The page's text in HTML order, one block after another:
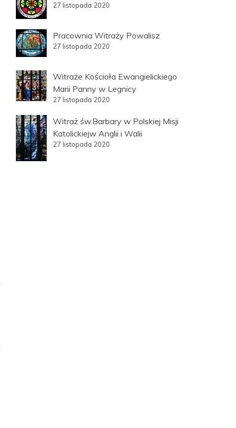
27 listopada 2020
Pracownia Witraży Powalisz
27 listopada 2020
Witraże Kościoła Ewangielickiego
Marii Panny w Legnicy
27 listopada 2020
Witraż św.Barbary w Polskiej Misji
Katolickiejw Anglii i Walii
27 listopada 2020